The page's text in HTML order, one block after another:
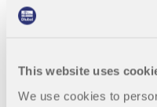
This website uses
We use cookies to
CFD software pro
novou úroveň.